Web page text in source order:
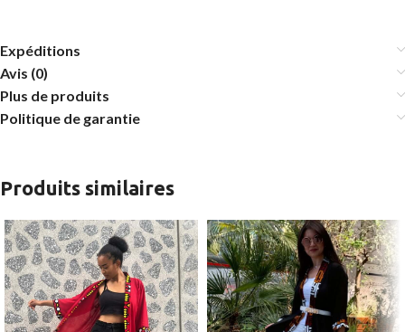
Expéditions
Avis (0)
Plus de produits
Politique de garantie
Produits similaires